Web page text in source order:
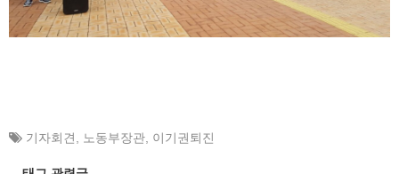
기자회견 노동부장관 이기권퇴진